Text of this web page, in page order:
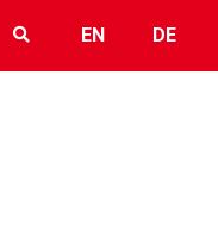
EN DE